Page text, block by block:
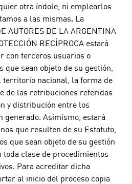
otra índole, ni emplearlos
a las mismas. La
AUTORES DE LA ARGENTINA
RECÍPROCA estará
con terceros usuarios o
sean objeto de su gestión,
territorio nacional, la forma de
de las retribuciones referidas
y distribución entre los
generado. Asimismo, estará
que resulten de su Estatuto,
que sean objeto de su gestión
clase de procedimientos
Para acreditar dicha
al inicio del proceso copia